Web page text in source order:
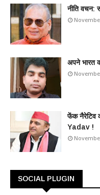
​नीति वचन:
अपने भारत
फेंक नैरेटिव
Yadav !
SOCIAL PLUGIN